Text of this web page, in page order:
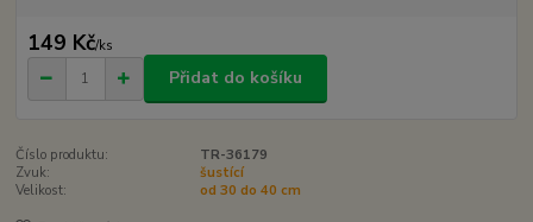
149 Kč/ks
Přidat do košíku
Číslo produktu:
TR-36179
Zvuk:
šustící
Velikost:
od 30 do 40 cm